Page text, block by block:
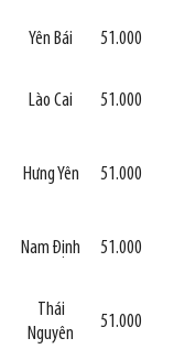
Yên Bái 51.000
Lào Cai 51.000
Hưng Yên 51.000
Nam Định 51.000
Thái
Nguyên
51.000